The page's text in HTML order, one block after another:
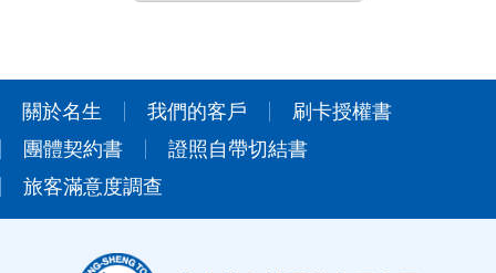
關於名生 我們的客戶
刷卡授權書
團體契約書
證照自帶切結書
旅客滿意度調查